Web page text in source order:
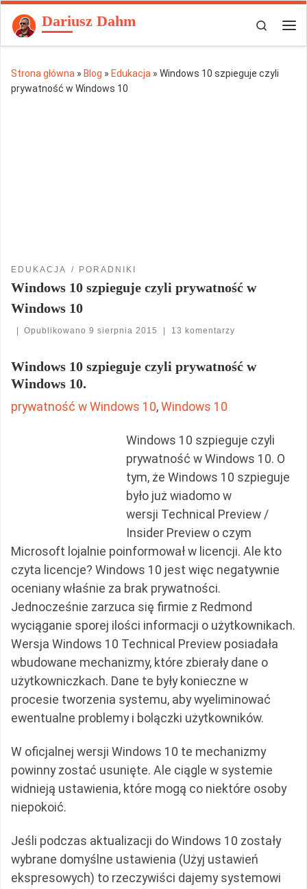
Przejdź do treści
Dariusz Dahm
Search
Strona główna » Blog » Edukacja » Windows 10 szpieguje czyli
prywatność w Windows 10
EDUKACJA PORADNIKI
Windows 10 szpieguje czyli prywatność w
Windows 10
| Opublikowano9 sierpnia 2015 | 13 komentarzy
Windows 10 szpieguje czyli prywatność w
Windows 10.
prywatność w Windows 10, Windows 10
Windows 10 szpieguje czyli
prywatność w Windows 10. O
tym, że Windows 10 szpieguje
było już wiadomo w
wersji Technical Preview /
Insider Preview o czym
Microsoft lojalnie poinformował w licencji. Ale kto
czyta licencje? Windows 10 jest więc negatywnie
oceniany właśnie za brak prywatności.
Jednocześnie zarzuca się firmie z Redmond
wyciąganie sporej ilości informacji o użytkownikach.
Wersja Windows 10 Technical Preview posiadała
wbudowane mechanizmy, które zbierały dane o
użytkowniczkach. Dane te były konieczne w
procesie tworzenia systemu, aby wyeliminować
ewentualne problemy i bolączki użytkowników.
W oficjalnej wersji Windows 10 te mechanizmy
powinny zostać usunięte. Ale ciągle w systemie
widnieją ustawienia, które mogą co niektóre osoby
niepokoić.
Jeśli podczas aktualizacji do Windows 10 zostały
wybrane domyślne ustawienia (Użyj ustawień
ekspresowych) to rzeczywiści dajemy systemowi